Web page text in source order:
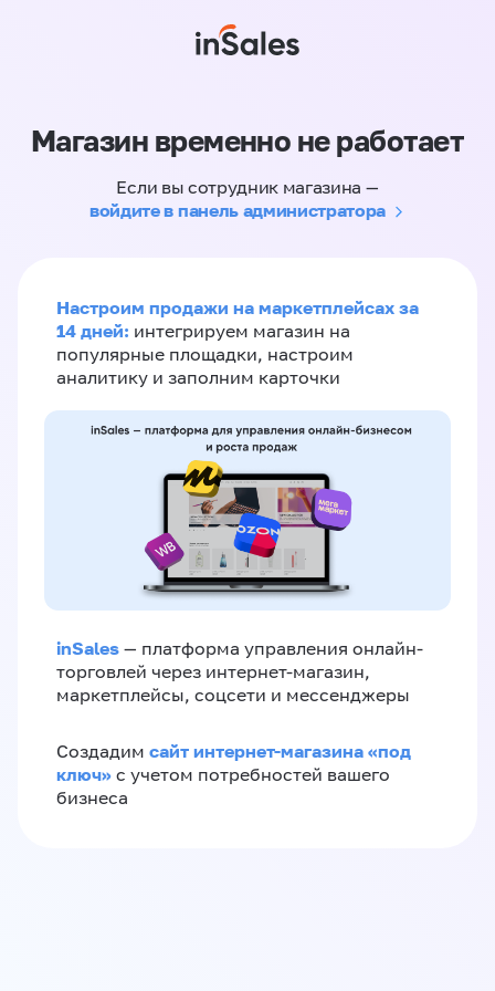
Магазин временно не работает
Если вы сотрудник магазина —
войдите в панель администратора
Настроим продажи на маркетплейсах за
14 дней: интегрируем магазин на
популярные площадки, настроим
аналитику и заполним карточки
inSales — платформа управления онлайн-
торговлей через интернет-магазин,
маркетплейсы, соцсети и мессенджеры
Создадим сайт интернет-магазина «под
ключ» с учетом потребностей вашего
бизнеса